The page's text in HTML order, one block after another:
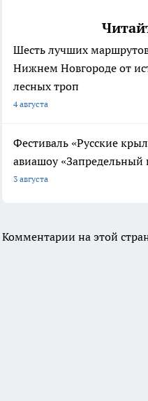
Шесть лучших
Нижнем Новгороде от
лесных троп
4 августа
Фестиваль «Русские
авиашоу «Запредельный
3 августа
Комментарии на этой